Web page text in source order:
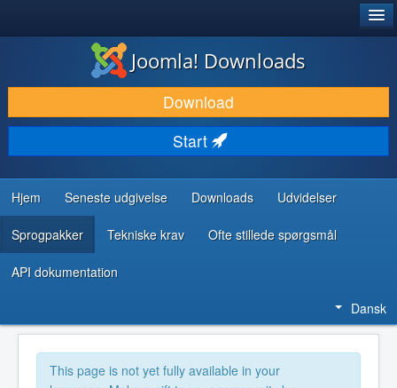
DOWNLOAD & UDVID
OPDAG & LÆR
FÆLLESSKABET & SUPPORT
UDVIKLERRESSOURCER
Joomla! Downloads
Download
Start
Hjem Seneste udgivelse Downloads Udvidelser
Sprogpakker Tekniske krav Ofte stillede spørgsmål
API dokumentation
Dansk
This page is not yet fully available in your